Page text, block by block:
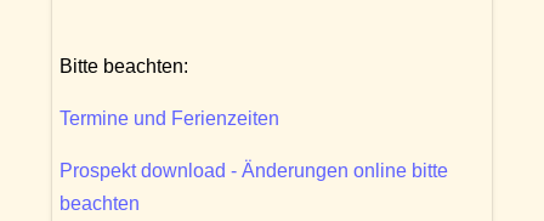
Bitte beachten:
Termine und Ferienzeiten
Prospekt download - Änderungen online bitte
beachten